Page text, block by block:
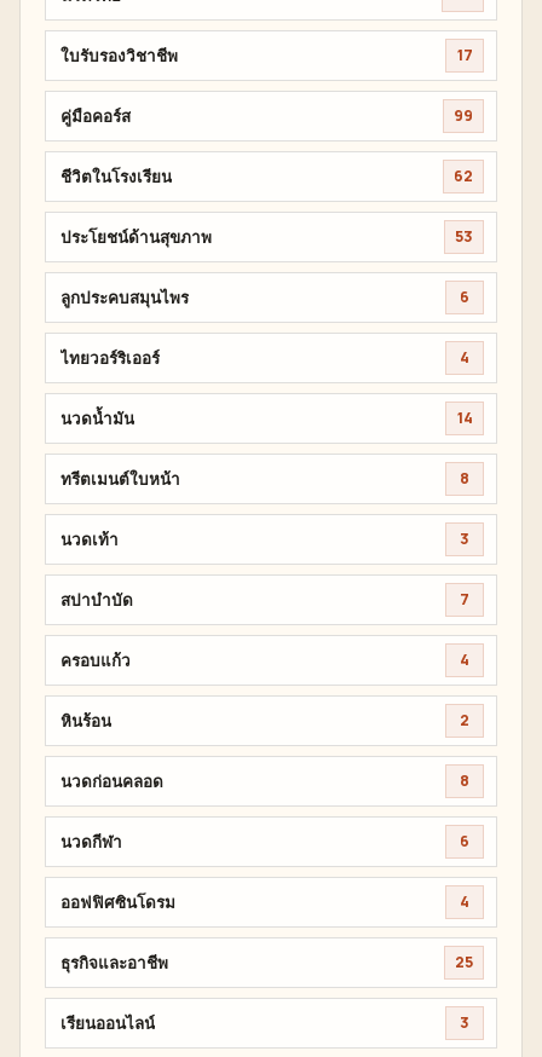
ใบรับรองวิชาชีพ 17
คู่มือคอร์ส 99
ชีวิตในโรงเรียน 62
ประโยชน์ด้านสุขภาพ 53
ลูกประคบสมุนไพร 6
ไทยวอร์ริเออร์ 4
นวดน้ำมัน 14
ทรีตเมนต์ใบหน้า 8
นวดเท้า 3
สปาบำบัด 7
ครอบแก้ว 4
หินร้อน 2
นวดก่อนคลอด 8
นวดกีฬา 6
ออฟฟิศซินโดรม 4
ธุรกิจและอาชีพ 25
เรียนออนไลน์ 3